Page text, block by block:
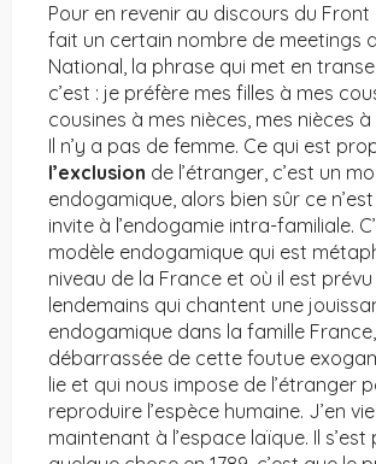
Pour en revenir au discours du Front
fait un certain nombre de meetings
National, la phrase qui met en
c’est : je préfère mes filles à mes
cousines à mes nièces, mes nièces à
Il n’y a pas de femme. Ce qui est
l’exclusion de l’étranger, c’est un
endogamique, alors bien sûr ce
invite à l’endogamie intra-familiale.
modèle endogamique qui est
niveau de la France et où il est
lendemains qui chantent une
endogamique dans la famille
débarrassée de cette foutue
lie et qui nous impose de l’étranger
reproduire l’espèce humaine. J’en
maintenant à l’espace laïque. Il s’est